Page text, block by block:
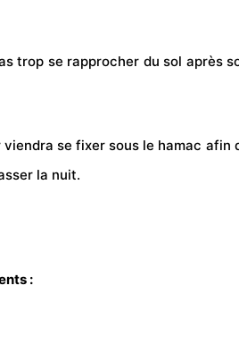
trop se rapprocher du sol après
se fixer sous le hamac afin
la nuit.
: